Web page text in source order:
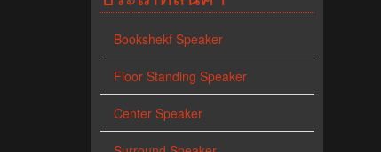
Bookshekf Speaker
Floor Standing Speaker
Center Speaker